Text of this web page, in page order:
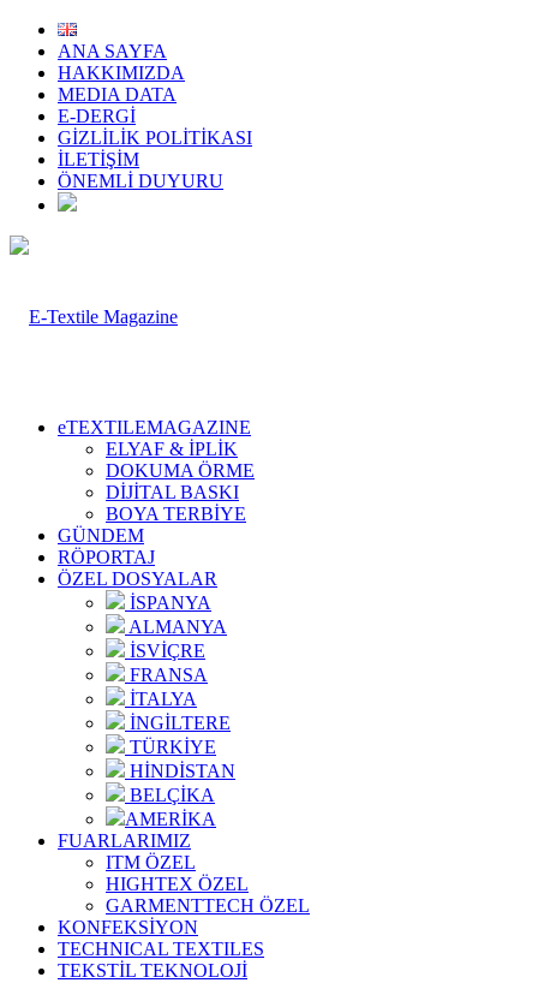
ANA SAYFA
HAKKIMIZDA
MEDIA DATA
E-DERGİ
GİZLİLİK POLİTİKASI
İLETİŞİM
ÖNEMLİ DUYURU
eTEXTILEMAGAZINE
ELYAF & İPLİK
DOKUMA ÖRME
DİJİTAL BASKI
BOYA TERBİYE
GÜNDEM
RÖPORTAJ
ÖZEL DOSYALAR
İSPANYA
ALMANYA
İSVİÇRE
FRANSA
İTALYA
İNGİLTERE
TÜRKİYE
HİNDİSTAN
BELÇİKA
AMERİKA
FUARLARIMIZ
ITM ÖZEL
HIGHTEX ÖZEL
GARMENTTECH ÖZEL
KONFEKSİYON
TECHNICAL TEXTILES
TEKSTİL TEKNOLOJİ